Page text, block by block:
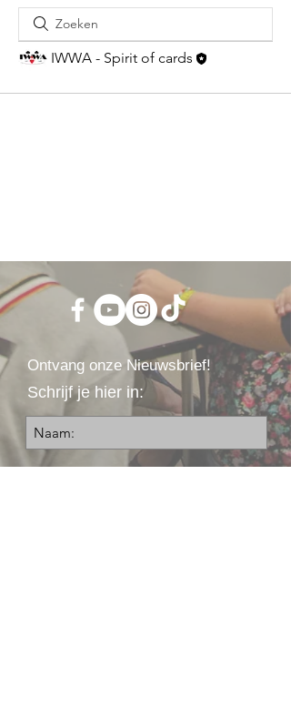
IWWA - Spirit of cards
Ontvang onze Nieuwsbrief!
Schrijf je hier in: